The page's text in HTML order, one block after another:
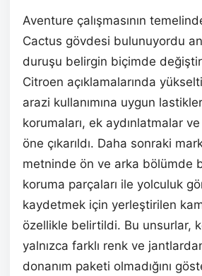
Aventure çalışmasının
Cactus gövdesi bulunuyordu
duruşu belirgin biçimde
Citroen açıklamalarında
arazi kullanımına uygun
korumaları, ek aydınlatmalar
öne çıkarıldı. Daha sonraki
metninde ön ve arka bölümde
koruma parçaları ile yolculuk
kaydetmek için yerleştirilen
özellikle belirtildi. Bu unsurlar,
yalnızca farklı renk ve
donanım paketi olmadığını